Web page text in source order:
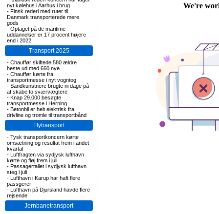
nyt kølehus i Aarhus i brug
- Finsk rederi med ruter til
Danmark transporterede mere
gods
- Optaget på de maritime
uddannelser er 17 procent højere
end i 2022
Transport 2025
- Chauffør skiftede 580 ældre
heste ud med 660 nye
- Chauffør kørte fra
transportmesse i nyt vogntog
- Sandkunstnere brugte ni dage på
at skabe to sværvægtere
- Knap 29.000 besøgte
transportmesse i Herning
- Betonbil er helt elektrisk fra
drivline og tromle til transportbånd
Flytransport
- Tysk transportkoncern kørte
omsætning og resultat frem i andet
kvartal
- Luftfragten via sydjysk lufthavn
kørte og fløj frem i juli
- Passagertallet i sydjysk lufthavn
steg i juli
- Lufthavn i Karup har haft flere
passgerer
- Lufthavn på Djursland havde flere
rejsende
Jernbanetransport